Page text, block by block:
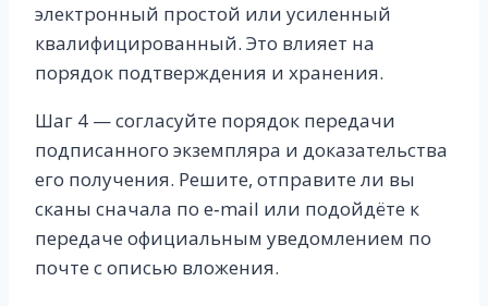
электронный простой или усиленный
квалифицированный. Это влияет на
порядок подтверждения и хранения.
Шаг 4 — согласуйте порядок передачи
подписанного экземпляра и доказательства
его получения. Решите, отправите ли вы
сканы сначала по e‑mail или подойдёте к
передаче официальным уведомлением по
почте с описью вложения.